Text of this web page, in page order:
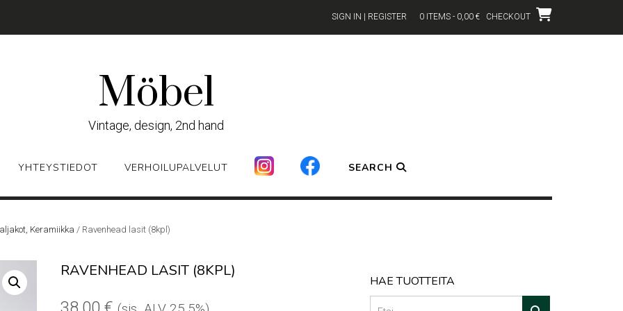
SIGN IN | REGISTER 0 ITEMS - 0,00 € CHECKOUT
Möbel
Vintage, design, 2nd hand
YHTEYSTIEDOT VERHOILUPALVELUT SEARCH
Keramiikka / Ravenhead lasit (8kpl)
RAVENHEAD LASIT (8KPL)
HAE TUOTTEITA